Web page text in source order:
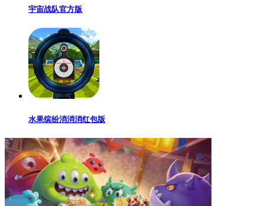
宇宙战队官方版
水果缤纷消消消红包版